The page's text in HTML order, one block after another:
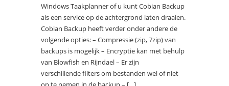
Windows Taakplanner of u kunt Cobian Backup
als een service op de achtergrond laten draaien.
Cobian Backup heeft verder onder andere de
volgende opties: – Compressie (zip, 7zip) van
backups is mogelijk – Encryptie kan met behulp
van Blowfish en Rijndael – Er zijn
verschillende filters om bestanden wel of niet